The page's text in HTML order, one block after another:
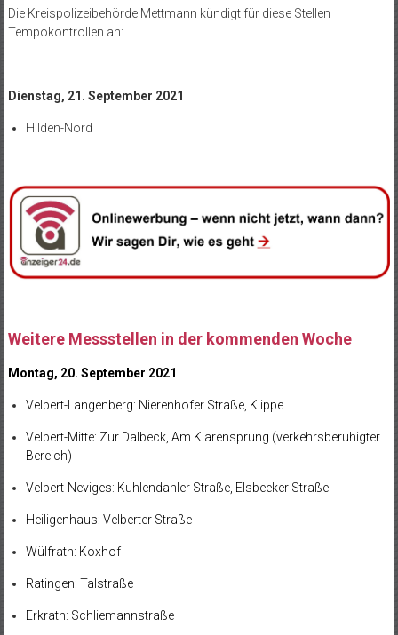
Die Kreispolizeibehörde Mettmann kündigt für diese Stellen
Tempokontrollen an:
Dienstag, 21. September 2021
Hilden-Nord
Weitere Messstellen in der kommenden Woche
Montag, 20. September 2021
Velbert-Langenberg: Nierenhofer Straße, Klippe
Velbert-Mitte: Zur Dalbeck, Am Klarensprung (verkehrsberuhigter
Bereich)
Velbert-Neviges: Kuhlendahler Straße, Elsbeeker Straße
Heiligenhaus: Velberter Straße
Wülfrath: Koxhof
Ratingen: Talstraße
Erkrath: Schliemannstraße